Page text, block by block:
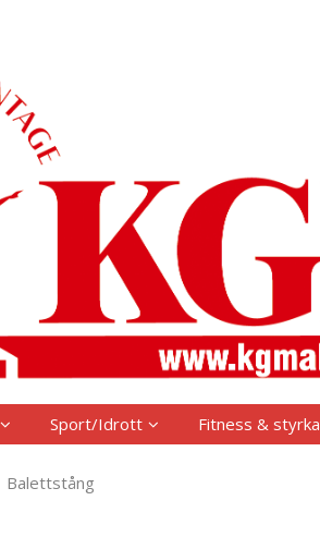
Sport/Idrott Fitness & styrka
Balettstång